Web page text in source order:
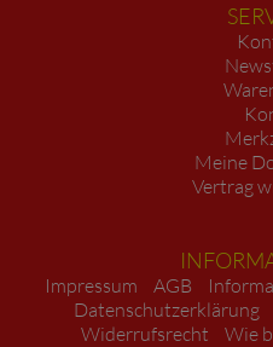
Meine
Vertrag
Impressum AGB
Datenschutzerklärung
Widerrufsrecht
Wie